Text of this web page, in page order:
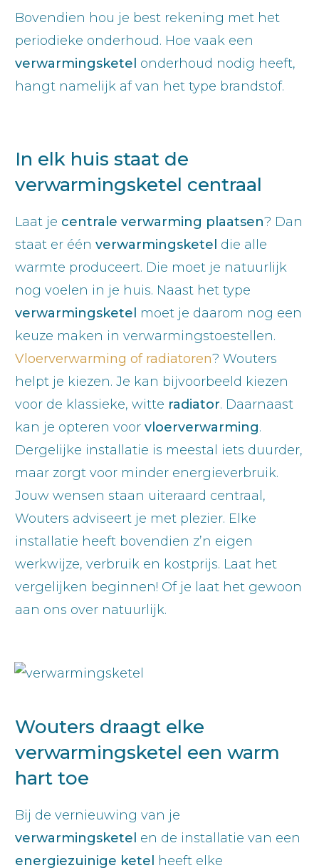
Bovendien hou je best rekening met het
periodieke onderhoud. Hoe vaak een
verwarmingsketel onderhoud nodig heeft,
hangt namelijk af van het type brandstof.
In elk huis staat de
verwarmingsketel centraal
Laat je centrale verwarming plaatsen? Dan
staat er één verwarmingsketel die alle
warmte produceert. Die moet je natuurlijk
nog voelen in je huis. Naast het type
verwarmingsketel moet je daarom nog een
keuze maken in verwarmingstoestellen.
Vloerverwarming of radiatoren? Wouters
helpt je kiezen. Je kan bijvoorbeeld kiezen
voor de klassieke, witte radiator. Daarnaast
kan je opteren voor vloerverwarming.
Dergelijke installatie is meestal iets duurder,
maar zorgt voor minder energieverbruik.
Jouw wensen staan uiteraard centraal,
Wouters adviseert je met plezier. Elke
installatie heeft bovendien z’n eigen
werkwijze, verbruik en kostprijs. Laat het
vergelijken beginnen! Of je laat het gewoon
aan ons over natuurlijk.
Wouters draagt elke
verwarmingsketel een warm
hart toe
Bij de vernieuwing van je
verwarmingsketel en de installatie van een
energiezuinige ketel
heeft elke